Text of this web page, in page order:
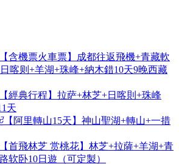
含機票火車票】成都往返飛機+青藏軟
喀则+羊湖+珠峰+納木錯10天9晚西藏
經典行程】拉萨+林芝+日喀則+珠峰
天
【阿里轉山15天】神山聖湖+轉山+一措
首飛林芝 赏桃花】林芝+拉薩+羊湖+青
软卧10日遊（可定製）